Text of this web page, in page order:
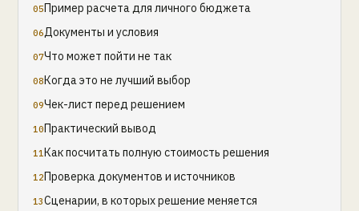
Пример расчета для личного бюджета
Документы и условия
Что может пойти не так
Когда это не лучший выбор
Чек-лист перед решением
Практический вывод
Как посчитать полную стоимость решения
Проверка документов и источников
Сценарии, в которых решение меняется